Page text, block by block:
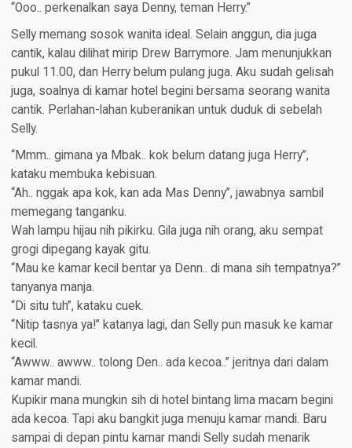
“Ooo.. perkenalkan saya Denny, teman Herry.”
Selly memang sosok wanita ideal. Selain anggun, dia juga
cantik, kalau dilihat mirip Drew Barrymore. Jam menunjukkan
pukul 11.00, dan Herry belum pulang juga. Aku sudah gelisah
juga, soalnya di kamar hotel begini bersama seorang wanita
cantik. Perlahan-lahan kuberanikan untuk duduk di sebelah
Selly.
“Mmm.. gimana ya Mbak.. kok belum datang juga Herry”,
kataku membuka kebisuan.
“Ah.. nggak apa kok, kan ada Mas Denny”, jawabnya sambil
memegang tanganku.
Wah lampu hijau nih pikirku. Gila juga nih orang, aku sempat
grogi dipegang kayak gitu.
“Mau ke kamar kecil bentar ya Denn.. di mana sih tempatnya?”
tanyanya manja.
“Di situ tuh”, kataku cuek.
“Nitip tasnya ya!” katanya lagi, dan Selly pun masuk ke kamar
kecil.
“Awww.. awww.. tolong Den.. ada kecoa..” jeritnya dari dalam
kamar mandi.
Kupikir mana mungkin sih di hotel bintang lima macam begini
ada kecoa. Tapi aku bangkit juga menuju kamar mandi. Baru
sampai di depan pintu kamar mandi Selly sudah menarik